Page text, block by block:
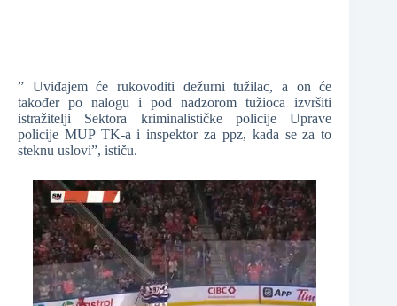
” Uviđajem će rukovoditi dežurni tužilac, a on će
također po nalogu i pod nadzorom tužioca izvršiti
istražitelji Sektora kriminalističke policije Uprave
policije MUP TK-a i inspektor za ppz, kada se za to
steknu uslovi”, ističu.